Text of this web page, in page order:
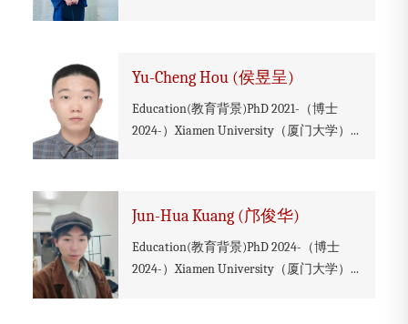
​Yu-Cheng Hou (侯昱呈)
Education(教育背景)PhD 2021-（博士
2024-）Xiamen University（厦门大学）...
Jun-Hua Kuang (邝俊华)
Education(教育背景)PhD 2024-（博士
2024-）Xiamen University（厦门大学）...